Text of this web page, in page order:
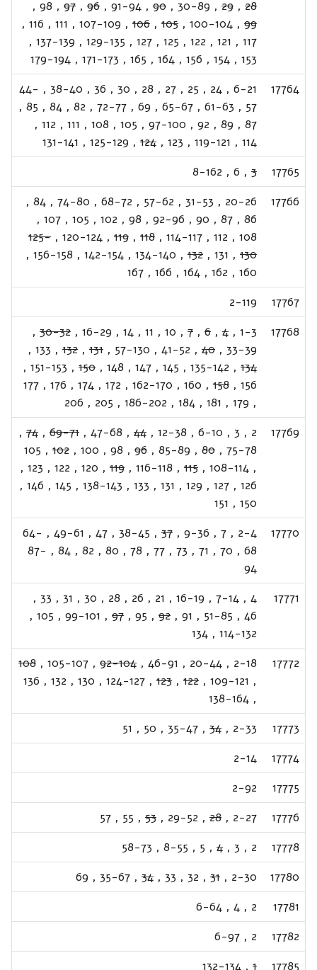
28
,
29
,
30-89
,
90
,
91-94
,
96
,
97
,
98
,
99
,
100-104
,
105
,
106
,
107-109
,
111
,
116
,
117
,
121
,
122
,
125
,
127
,
129-135
,
137-139
,
153
,
154
,
156
,
164
,
165
,
171-173
,
179-194
17764
6-21
,
24
,
25
,
27
,
28
,
30
,
36
,
38-40
,
44-
57
,
61-63
,
65-67
,
69
,
72-77
,
82
,
84
,
85
,
87
,
89
,
92
,
97-100
,
105
,
108
,
111
,
112
,
114
,
119-121
,
123
,
124
,
125-129
,
131-141
17765
3
,
6
,
8-162
17766
20-26
,
31-53
,
57-62
,
68-72
,
74-80
,
84
,
86
,
87
,
90
,
92-96
,
98
,
102
,
105
,
107
,
108
,
112
,
114-117
,
118
,
119
,
120-124
,
125-
130
,
131
,
132
,
134-140
,
142-154
,
156-158
,
160
,
162
,
164
,
166
,
167
17767
2-119
17768
1-3
,
4
,
6
,
7
,
10
,
11
,
14
,
16-29
,
30-32
,
33-39
,
40
,
41-52
,
57-130
,
131
,
132
,
133
,
134
,
135-142
,
145
,
147
,
148
,
150
,
151-153
,
156
,
158
,
160
,
162-170
,
172
,
174
,
176
,
177
,
179
,
181
,
184
,
186-202
,
205
,
206
17769
2
,
3
,
6-10
,
12-38
,
44
,
47-68
,
69-71
,
74
,
75-78
,
80
,
85-89
,
96
,
98
,
100
,
102
,
105
,
108-114
,
115
,
116-118
,
119
,
120
,
122
,
123
,
126
,
127
,
129
,
131
,
133
,
138-143
,
145
,
146
,
150
,
151
17770
2-4
,
7
,
9-36
,
37
,
38-45
,
47
,
49-61
,
64-
68
,
70
,
71
,
73
,
77
,
78
,
80
,
82
,
84
,
87-
94
17771
4
,
7-14
,
16-19
,
21
,
26
,
28
,
30
,
31
,
33
,
46
,
51-85
,
91
,
92
,
95
,
97
,
99-101
,
105
,
114-132
,
134
17772
2-18
,
20-44
,
46-91
,
92-104
,
105-107
,
108
,
109-121
,
122
,
123
,
124-127
,
130
,
132
,
136
,
138-164
17773
2-33
,
34
,
35-47
,
50
,
51
17774
2-14
17775
2-92
17776
2-27
,
28
,
29-52
,
53
,
55
,
57
17778
2
,
3
,
4
,
5
,
8-55
,
58-73
17780
2-30
,
31
,
32
,
33
,
34
,
35-67
,
69
17781
2
,
4
,
6-64
17782
2
,
6-97
17785
1
,
132-134